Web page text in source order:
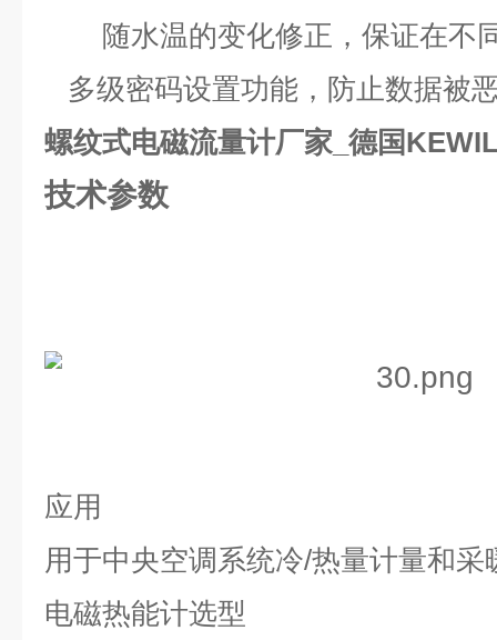
随水温的变化修正，保证在不
多级密码设置功能，防止数据被
螺纹式电磁流量计厂家_德国
技术参数
应用
用于中央空调系统冷/热量计量和采
电磁热能计选型